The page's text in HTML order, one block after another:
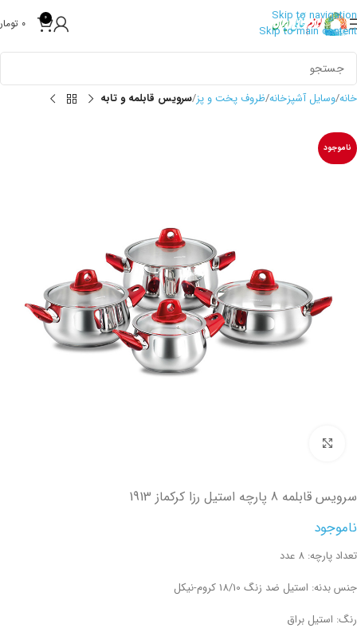
Skip to navigation
Skip to main content
0
0
خانه وسایل آشپزخانه ظروف پخت و پز سرویس قابلمه و تابه
ناموجود
سرویس قابلمه 8 پارچه استیل رزا کرکماز 1913
ناموجود
تعداد پارچه: 8 عدد
جنس بدنه: استیل ضد زنگ 18/10 کروم-نیکل
رنگ: استیل براق